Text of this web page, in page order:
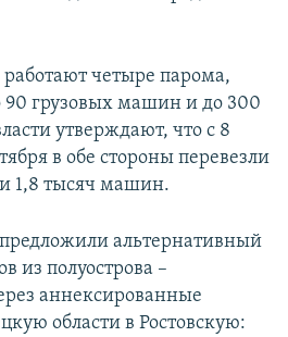
четыре парома,
грузовых машин и до 300
утверждают, что с 8
в обе стороны перевезли
1,8 тысяч машин.
альтернативный
из полуострова –
аннексированные
области в Ростовскую: